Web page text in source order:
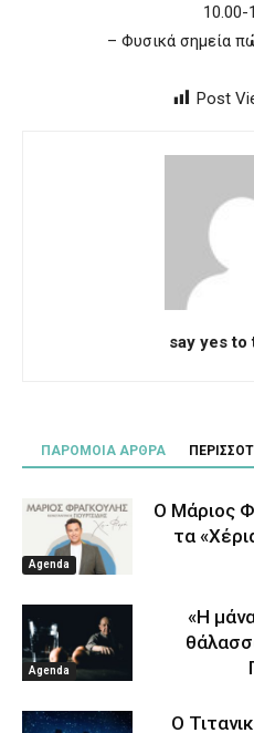
10.00-
– Φυσικά σημεία
Post
say yes to
ΠΑΡΟΜΟΙΑ ΑΡΘΡΑ
Agenda
Ο Μάριος
τα
Agenda
«Η
Ο